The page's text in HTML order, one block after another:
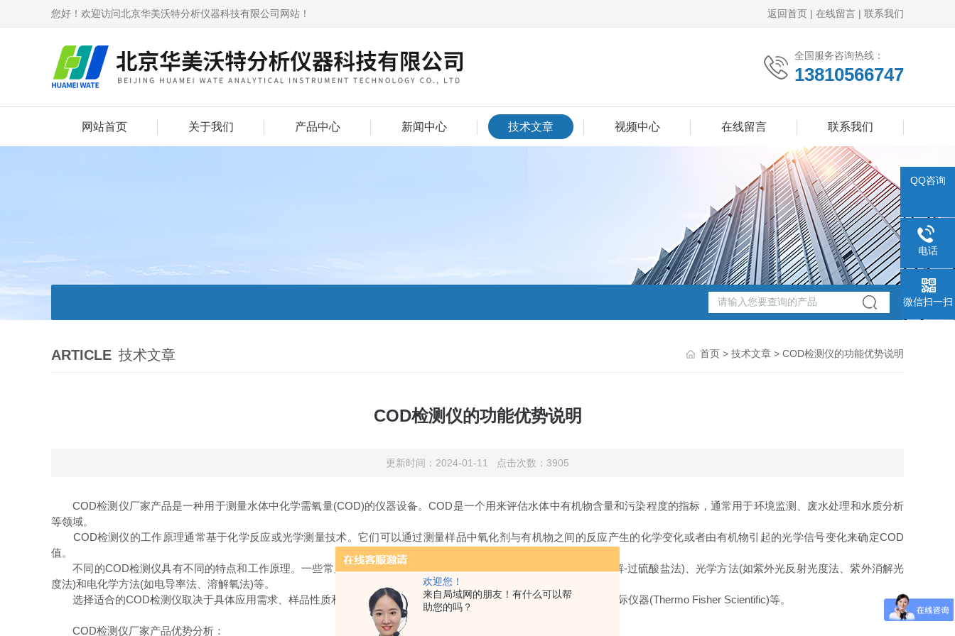
欢迎您！
来自局域网的朋友！有什么可以帮
助您的吗？
您好！欢迎访问北京华美沃特分析仪器科技有限公司网站！ 返回首页 | 在线留言 | 联系我们
全国服务咨询热线：
13810566747
网站首页 关于我们 产品中心 新闻中心 技术文章 视频中心 在线留言 联系我们
ARTICLE 技术文章 首页 > 技术文章 > COD检测仪的功能优势说明
COD检测仪的功能优势说明
更新时间：2024-01-11 点击次数：3905
COD检测仪厂家产品是一种用于测量水体中化学需氧量(COD)的仪器设备。COD是一个用来评估水体中有机物含量和污染程度的指标，通常用于环境监测、废水处理和水质分析
等领域。
COD检测仪的工作原理通常基于化学反应或光学测量技术。它们可以通过测量样品中氧化剂与有机物之间的反应产生的化学变化或者由有机物引起的光学信号变化来确定COD
值。
不同的COD检测仪具有不同的特点和工作原理。一些常见的COD检测仪包括化学方法(如高温消解-硫酸法、高温消解-过硫酸盐法)、光学方法(如紫外光反射光度法、紫外消解光
度法)和电化学方法(如电导率法、溶解氧法)等。
选择适合的COD检测仪取决于具体应用需求、样品性质和实验条件等因素。常见的商业品牌有哈希、HACH、美国洲际仪器(Thermo Fisher Scientific)等。
COD检测仪厂家产品优势分析：
QQ咨询
电话
微信扫一扫